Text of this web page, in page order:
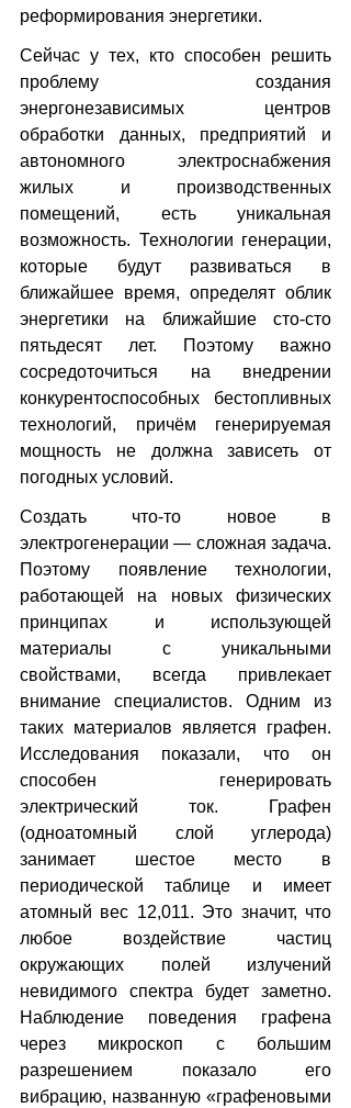
реформирования энергетики.
Сейчас у тех, кто способен решить
проблему создания
энергонезависимых центров
обработки данных, предприятий и
автономного электроснабжения
жилых и производственных
помещений, есть уникальная
возможность. Технологии генерации,
которые будут развиваться в
ближайшее время, определят облик
энергетики на ближайшие сто-сто
пятьдесят лет. Поэтому важно
сосредоточиться на внедрении
конкурентоспособных бестопливных
технологий, причём генерируемая
мощность не должна зависеть от
погодных условий.
Создать что-то новое в
электрогенерации — сложная задача.
Поэтому появление технологии,
работающей на новых физических
принципах и использующей
материалы с уникальными
свойствами, всегда привлекает
внимание специалистов. Одним из
таких материалов является графен.
Исследования показали, что он
способен генерировать
электрический ток. Графен
(одноатомный слой углерода)
занимает шестое место в
периодической таблице и имеет
атомный вес 12,011. Это значит, что
любое воздействие частиц
окружающих полей излучений
невидимого спектра будет заметно.
Наблюдение поведения графена
через микроскоп с большим
разрешением показало его
вибрацию, названную «графеновыми